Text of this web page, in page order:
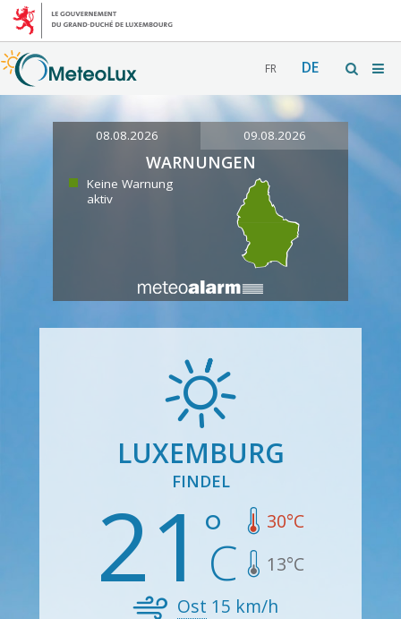
FR DE
08.08.2026 09.08.2026
WARNUNGEN
Keine Warnung
aktiv
LUXEMBURG
FINDEL
21 30°C
13°C
Ost 15 km/h